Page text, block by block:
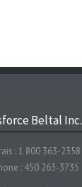
Beltal Inc.
: 1 800 363-2358
: 450 263-3735